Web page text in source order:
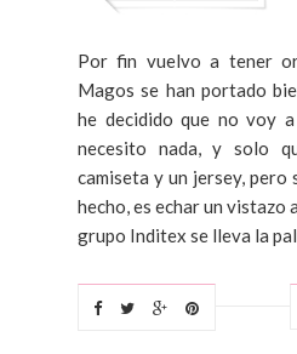
Por fin vuelvo a tener
Magos se han portado
he decidido que no voy
necesito nada, y solo
camiseta y un jersey, pero
hecho, es echar un vistazo
grupo Inditex se lleva la